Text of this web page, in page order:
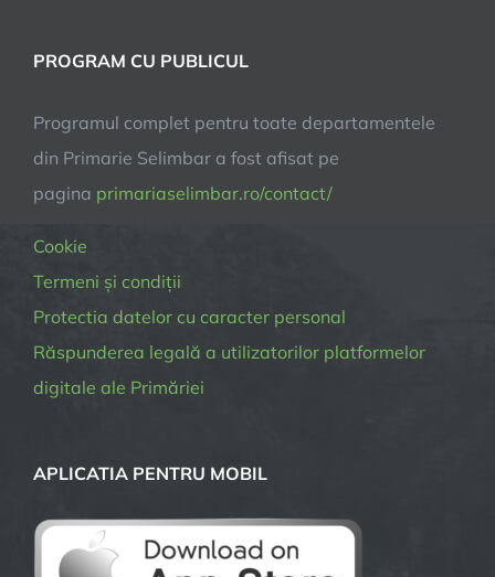
PROGRAM CU PUBLICUL
Programul complet pentru toate departamentele
din Primarie Selimbar a fost afisat pe
pagina primariaselimbar.ro/contact/
Cookie
Termeni și condiții
Protectia datelor cu caracter personal
Răspunderea legală a utilizatorilor platformelor
digitale ale Primăriei
APLICATIA PENTRU MOBIL